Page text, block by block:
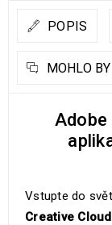
POPIS
MOHLO
Adobe
Vstupte do
Creative